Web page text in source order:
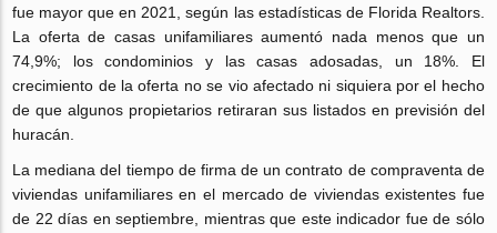
fue mayor que en 2021, según las estadísticas de Florida Realtors.
La oferta de casas unifamiliares aumentó nada menos que un
74,9%; los condominios y las casas adosadas, un 18%. El
crecimiento de la oferta no se vio afectado ni siquiera por el hecho
de que algunos propietarios retiraran sus listados en previsión del
huracán.
La mediana del tiempo de firma de un contrato de compraventa de
viviendas unifamiliares en el mercado de viviendas existentes fue
de 22 días en septiembre, mientras que este indicador fue de sólo